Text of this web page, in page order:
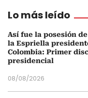
Lo más leído
Así fue la posesión
la Espriella
Colombia: Primer
presidencial
08/08/2026